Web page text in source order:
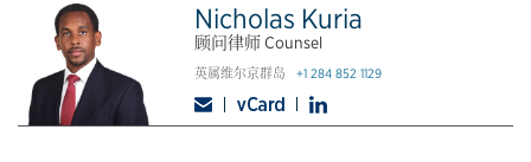
Nicholas Kuria
顾问律师 Counsel
英属维尔京群岛+1 284 852 1129